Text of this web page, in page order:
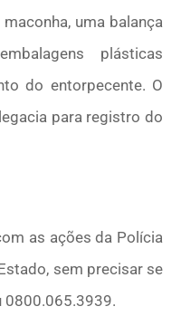
uma balança
plásticas
do entorpecente. O
para registro do
as ações da Polícia
sem precisar se
0800.065.3939.